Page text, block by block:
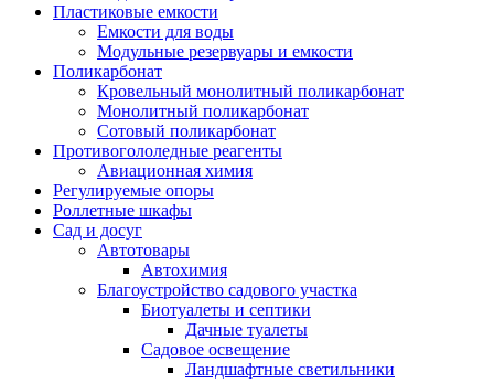
Пластиковые емкости
Емкости для воды
Модульные резервуары и емкости
Поликарбонат
Кровельный монолитный поликарбонат
Монолитный поликарбонат
Сотовый поликарбонат
Противогололедные реагенты
Авиационная химия
Регулируемые опоры
Роллетные шкафы
Сад и досуг
Автотовары
Автохимия
Благоустройство садового участка
Биотуалеты и септики
Дачные туалеты
Садовое освещение
Ландшафтные светильники